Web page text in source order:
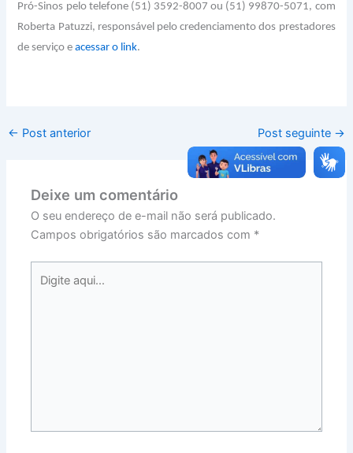
Pró-Sinos pelo telefone (51) 3592-8007 ou (51) 99870-5071, com
Roberta Patuzzi, responsável pelo credenciamento dos prestadores
de serviço e acessar o link.
← Post anterior Post seguinte →
Deixe um comentário
O seu endereço de e-mail não será publicado.
Campos obrigatórios são marcados com *
aqui...